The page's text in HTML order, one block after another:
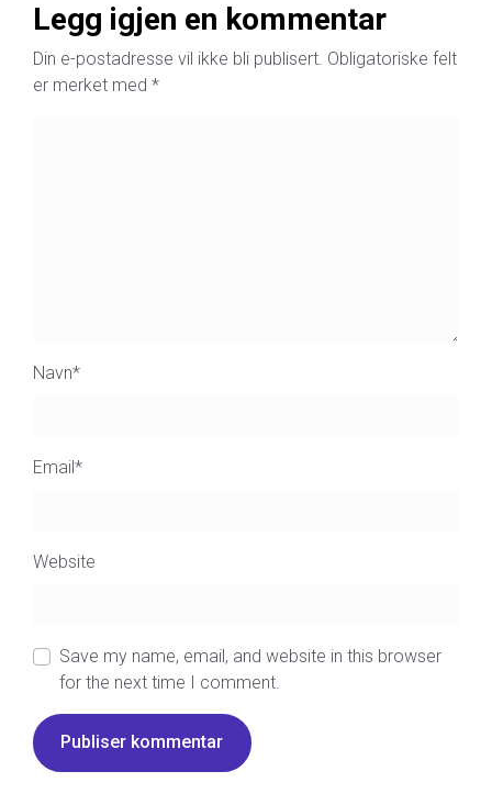
Legg igjen en kommentar
Din e-postadresse vil ikke bli publisert. Obligatoriske felt
er merket med *
Navn*
Email*
Website
Save my name, email, and website in this browser
for the next time I comment.